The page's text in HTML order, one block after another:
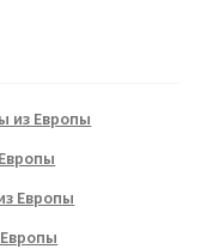
из Европы
Европы